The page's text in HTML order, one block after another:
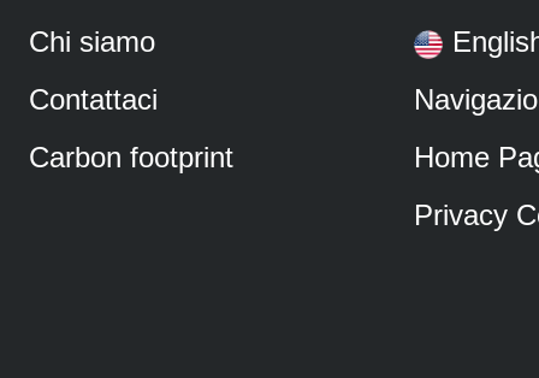
Chi siamo
Contattaci
Carbon footprint
Home
Privacy